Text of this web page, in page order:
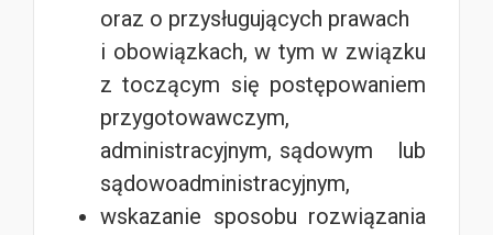
oraz o przysługujących prawach
i obowiązkach, w tym w związku
z toczącym się postępowaniem
przygotowawczym,
administracyjnym, sądowym lub
sądowoadministracyjnym,
wskazanie sposobu rozwiązania